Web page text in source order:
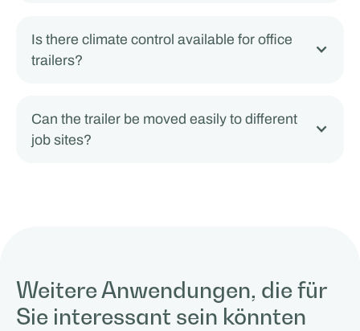
Is there climate control available for office
trailers?
Can the trailer be moved easily to different
job sites?
Weitere Anwendungen, die für
Sie interessant sein könnten